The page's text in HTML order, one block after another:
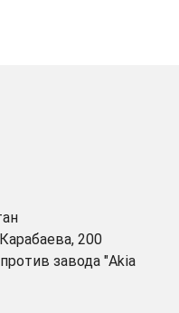
200
завода "Akia